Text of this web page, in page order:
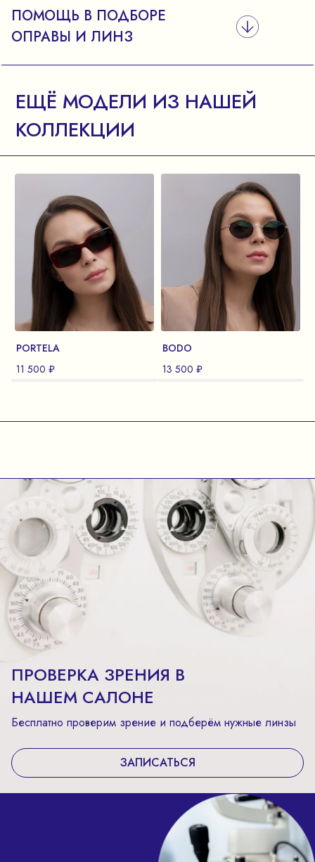
ПОМОЩЬ В ПОДБОРЕ
ОПРАВЫ И ЛИНЗ
ЕЩЁ МОДЕЛИ ИЗ НАШЕЙ
КОЛЛЕКЦИИ
PORTELA
11 500 ₽
BODO
13 500 ₽
ПРОВЕРКА ЗРЕНИЯ В
НАШЕМ САЛОНЕ
Бесплатно проверим зрение и подберём нужные линзы
ЗАПИСАТЬСЯ